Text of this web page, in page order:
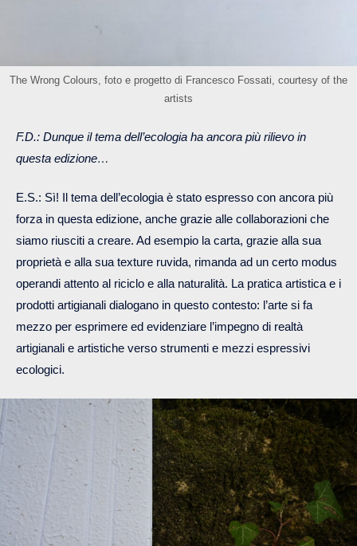
The Wrong Colours, foto e progetto di Francesco Fossati, courtesy of the
artists
F.D.: Dunque il tema dell’ecologia ha ancora più rilievo in
questa edizione…
E.S.: Sì! Il tema dell’ecologia è stato espresso con ancora più
forza in questa edizione, anche grazie alle collaborazioni che
siamo riusciti a creare. Ad esempio la carta, grazie alla sua
proprietà e alla sua texture ruvida, rimanda ad un certo modus
operandi attento al riciclo e alla naturalità. La pratica artistica e i
prodotti artigianali dialogano in questo contesto: l’arte si fa
mezzo per esprimere ed evidenziare l’impegno di realtà
artigianali e artistiche verso strumenti e mezzi espressivi
ecologici.